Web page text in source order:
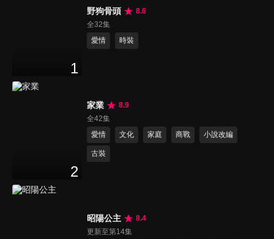
1
野狗骨頭
8.6
全32集
愛情
時裝
2
家業
8.9
全42集
愛情
文化 家庭 商戰 小說改編
古裝
昭陽公主
8.4
更新至第14集